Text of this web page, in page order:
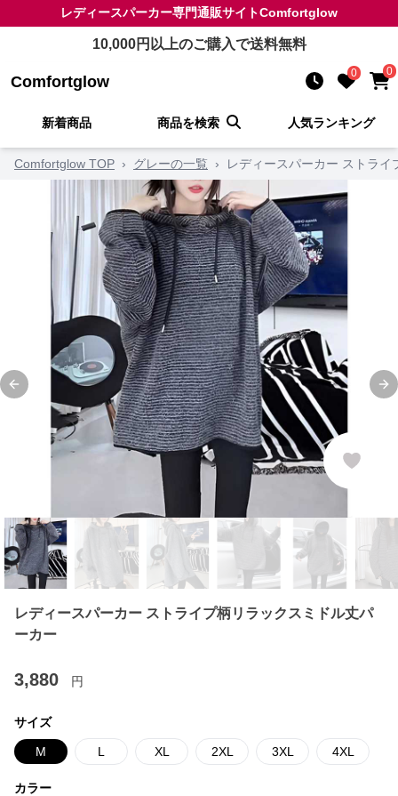
レディースパーカー専門通販サイトComfortglow
10,000円以上のご購入で送料無料
Comfortglow 0 0
新着商品 商品を検索 人気ランキング
Comfortglow TOP › グレーの一覧 › レディースパーカー ストラ
Previous slide
レディースパーカー ストライプ柄リラックスミドル丈パ
ーカー
3,880 円
サイズ
M L XL 2XL 3XL 4XL
カラー